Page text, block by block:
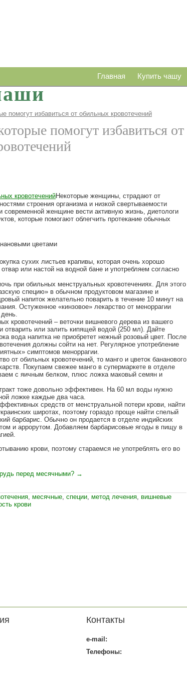
Главная Купить чашу
помогут избавиться от обильных кровотечений
помогут избавиться от
Некоторые женщины, страдают от
строения организма и низкой свертываемости
женщине вести активную жизнь, диетологи
которые помогают облегчить протекание обычных
цветами
сухих листьев крапивы, которая очень хорошо
или настой на водной бане и употребляем согласно
при обильных менструальных кровотечениях. Для этого
специю» в обычном продуктовом магазине и
напиток желательно поварить в течение 10 минут на
Остуженное «кинзовое» лекарство от меноррагии
кровотечений – веточки вишневого дерева из вашего
отварить или залить кипящей водой (250 мл). Дайте
вода напитка не приобретет нежный розовый цвет. После
должны сойти на нет. Регулярное употребление
симптомов меноррагии.
от обильных кровотечений, то манго и цветок бананового
Покупаем свежее манго в супермаркете в отделе
с яичным белком, плюс ложка маковый семян и
тоже довольно эффективен. На 60 мл воды нужно
ложке каждые два часа.
средств от менструальной потери крови, найти
широтах, поэтому гораздо проще найти спелый
барбарис. Обычно он продается в отделе индийских
и аррорутом. Добавляем барбарисовые ягоды в пищу в
крови, поэтому стараемся не употреблять его во
перед месячными? →
, месячные, специи, метод лечения, вишневые
крови
Контакты
e-mail:
Телефоны: